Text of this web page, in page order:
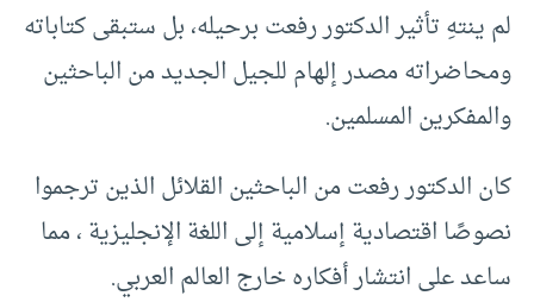
لم ينتهِ تأثير الدكتور رفعت برحيله، بل ستبقى كتاباته
ومحاضراته مصدر إلهام للجيل الجديد من الباحثين
والمفكرين المسلمين.
كان الدكتور رفعت من الباحثين القلائل الذين ترجموا
نصوصًا اقتصادية إسلامية إلى اللغة الإنجليزية ، مما
ساعد على انتشار أفكاره خارج العالم العربي.